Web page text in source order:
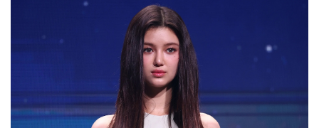
Khởi nghiệp
Thị trường
Giá vàng
Tiêu dùng
Tỷ giá
Chứng khoán